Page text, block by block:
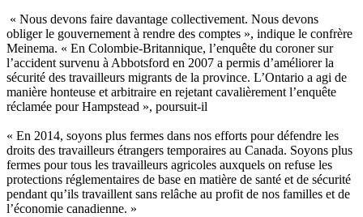
« Nous devons faire davantage collectivement. Nous devons
obliger le gouvernement à rendre des comptes », indique le confrère
Meinema. « En Colombie-Britannique, l’enquête du coroner sur
l’accident survenu à Abbotsford en 2007 a permis d’améliorer la
sécurité des travailleurs migrants de la province. L’Ontario a agi de
manière honteuse et arbitraire en rejetant cavalièrement l’enquête
réclamée pour Hampstead », poursuit-il
« En 2014, soyons plus fermes dans nos efforts pour défendre les
droits des travailleurs étrangers temporaires au Canada. Soyons plus
fermes pour tous les travailleurs agricoles auxquels on refuse les
protections réglementaires de base en matière de santé et de sécurité
pendant qu’ils travaillent sans relâche au profit de nos familles et de
l’économie canadienne. »